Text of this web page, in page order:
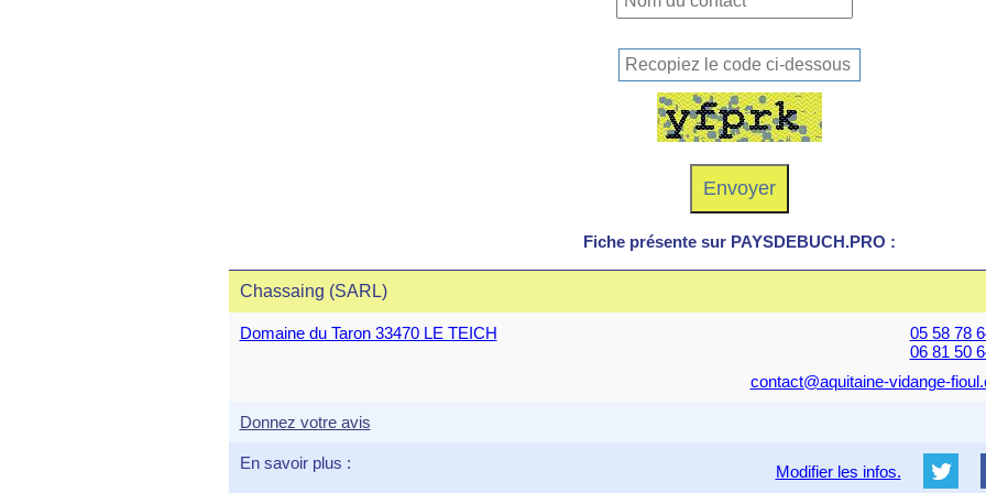
Fiche présente sur PAYSDEBUCH.PRO :
Chassaing (SARL)
Domaine du Taron 33470 LE TEICH
05 58 78
06 81 50
contact@aquitaine-vidange-
Donnez votre avis
En savoir plus : Modifier les infos.